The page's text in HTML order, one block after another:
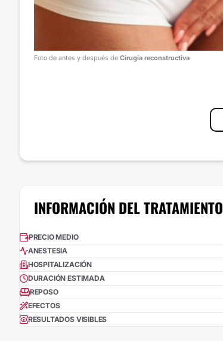
Foto de antes y después de Cirugía reconstructiva
INFORMACIÓN DEL TRATAMIENTO
PRECIO MEDIO
ANESTESIA
HOSPITALIZACIÓN
DURACIÓN ESTIMADA
REPOSO
EFECTOS
RESULTADOS VISIBLES